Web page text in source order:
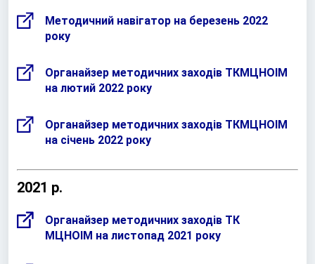
Методичний навігатор на березень 2022
року
Органайзер методичних заходів ТКМЦНОІМ
на лютий 2022 року
Органайзер методичних заходів ТКМЦНОІМ
на січень 2022 року
2021 р.
Органайзер методичних заходів ТК
МЦНОІМ на листопад 2021 року